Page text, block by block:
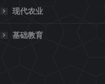
现代农业
基础教育